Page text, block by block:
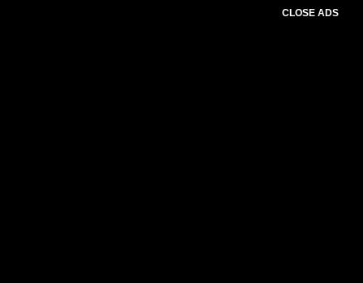
CLOSE ADS